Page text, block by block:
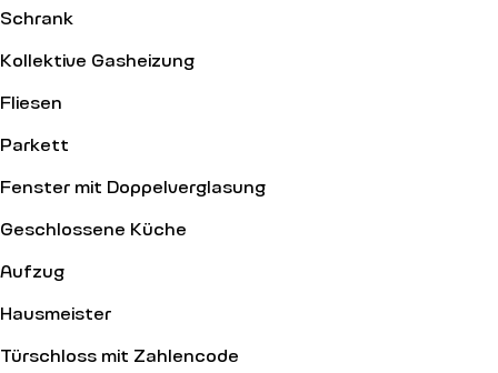
Schrank
Kollektive Gasheizung
Fliesen
Parkett
Fenster mit Doppelverglasung
Geschlossene Küche
Aufzug
Hausmeister
Türschloss mit Zahlencode